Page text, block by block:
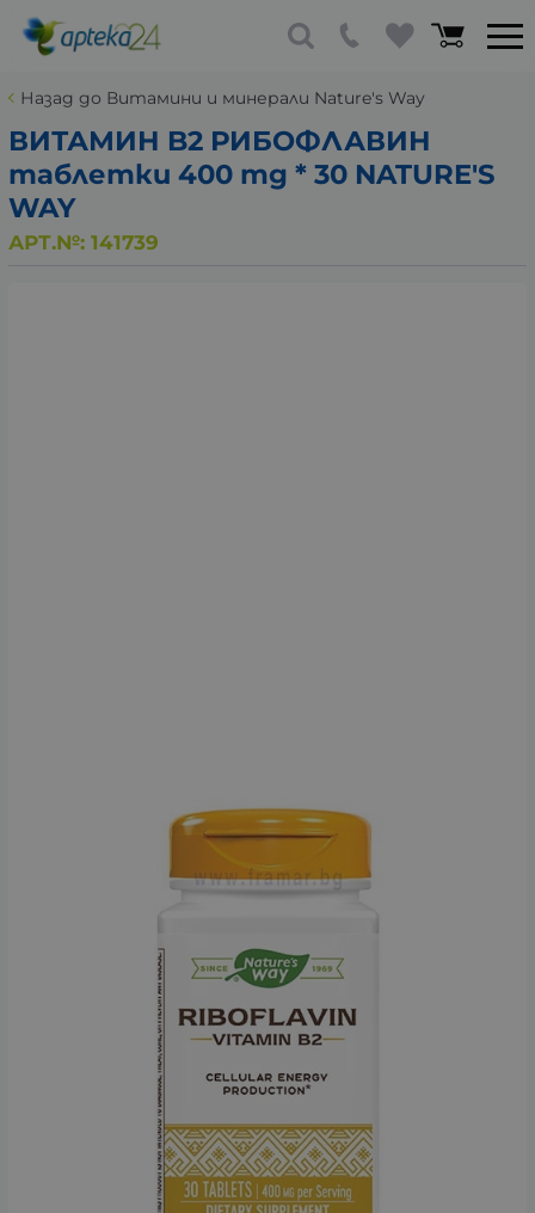
Назад до Витамини и минерали Nature's Way
ВИТАМИН B2 РИБОФЛАВИН
таблетки 400 mg * 30 NATURE'S
WAY
АРТ.№: 141739